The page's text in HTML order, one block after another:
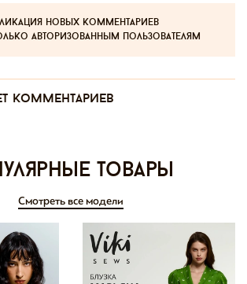
новых комментариев
авторизованным пользователям
комментариев
товары
Смотреть все модели